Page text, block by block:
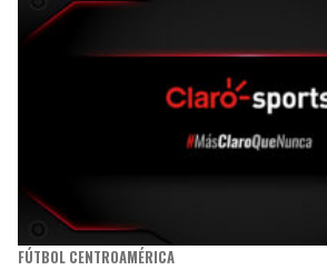
FÚTBOL CENTROAMÉRICA